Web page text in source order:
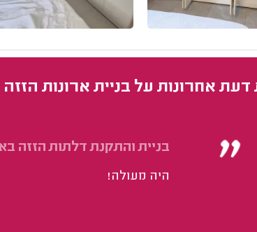
דעת אחרונות על בניית ארונות הזזה
בניית והתקנת דלתות הזזה
היה מעולה!